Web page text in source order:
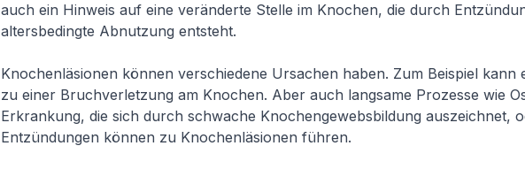
auch ein Hinweis auf eine veränderte Stelle im Knochen, die durch
altersbedingte Abnutzung entsteht.
Knochenläsionen können verschiedene Ursachen haben. Zum Beispiel kann
zu einer Bruchverletzung am Knochen. Aber auch langsame Prozesse wie
Erkrankung, die sich durch schwache Knochengewebsbildung auszeichnet,
Entzündungen können zu Knochenläsionen führen.